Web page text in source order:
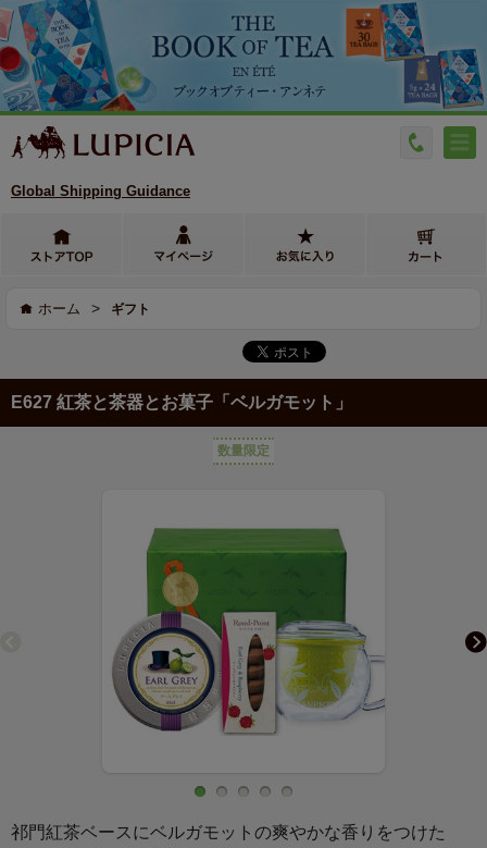
Global Shipping Guidance
ホーム > ギフト
E627 紅茶と茶器とお菓子「ベルガモット」
数量限定
祁門紅茶ベースにベルガモットの爽やかな香りをつけた